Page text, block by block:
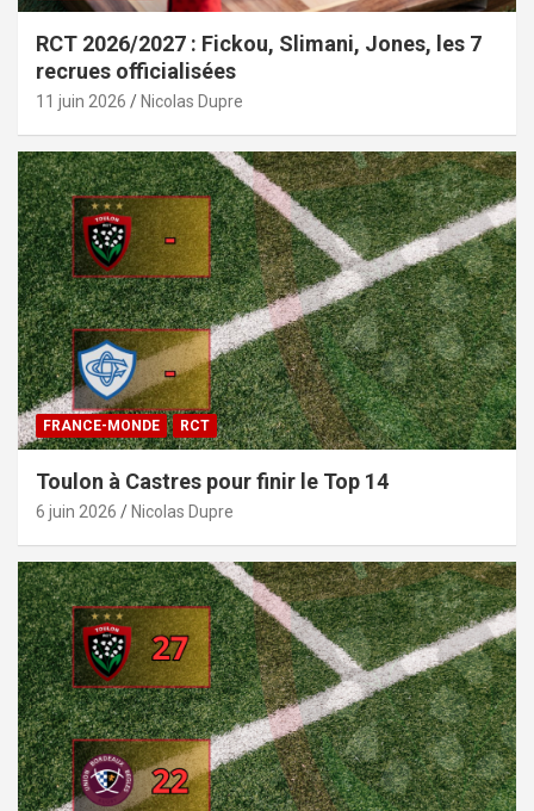
RCT 2026/2027 : Fickou, Slimani, Jones, les 7
recrues officialisées
11 juin 2026 Nicolas Dupre
FRANCE-MONDE RCT
Toulon à Castres pour finir le Top 14
6 juin 2026 Nicolas Dupre